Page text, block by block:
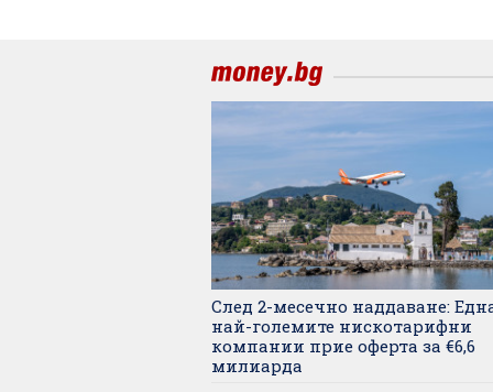
След 2-месечно наддаване:
най-големите нискотарифни
компании прие оферта за €6,6
милиарда